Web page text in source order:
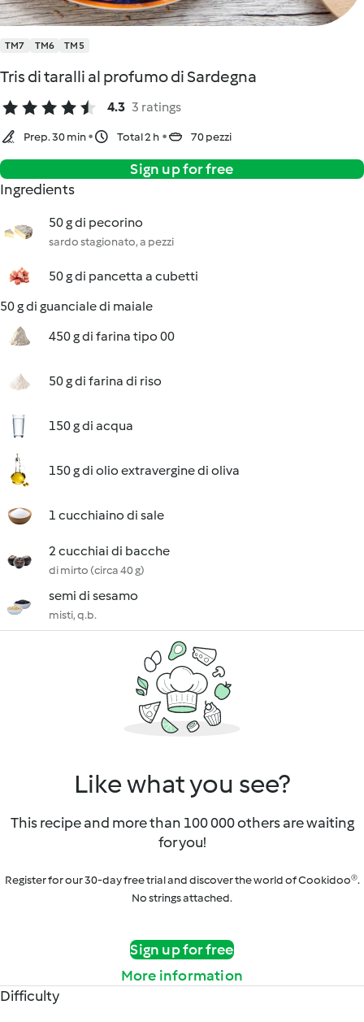
TM7 TM6 TM5
Tris di taralli al profumo di Sardegna
4.3 3 ratings
Prep. 30 min Total 2 h 70 pezzi
Sign up for free
Ingredients
50 g di pecorino
sardo stagionato, a pezzi
50 g di pancetta a cubetti
50 g di guanciale di maiale
450 g di farina tipo 00
50 g di farina di riso
150 g di acqua
150 g di olio extravergine di oliva
1 cucchiaino di sale
2 cucchiai di bacche
di mirto (circa 40 g)
semi di sesamo
misti, q.b.
Like what you see?
This recipe and more than 100 000 others are waiting
for you!
Register for our 30-day free trial and discover the world of Cookidoo®.
No strings attached.
Sign up for free
More information
Difficulty